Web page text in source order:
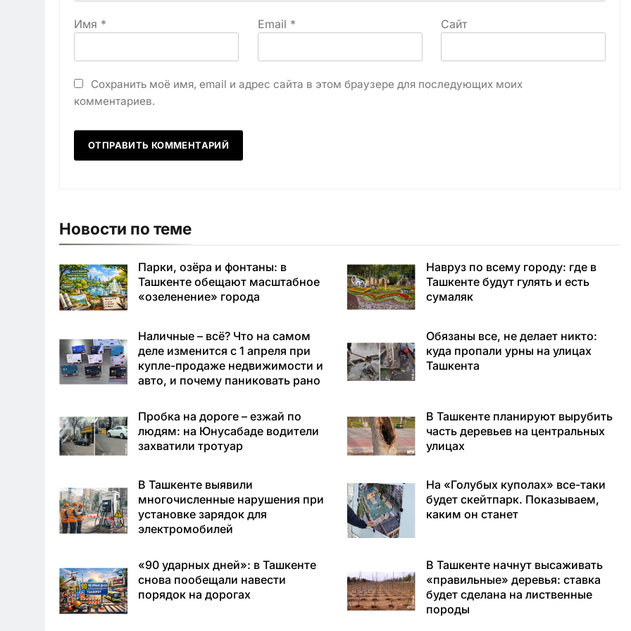
Имя * Email * Сайт
Сохранить моё имя, email и адрес сайта в этом браузере для последующих моих
комментариев.
Новости по теме
Парки, озёра и фонтаны: в
Ташкенте обещают масштабное
«озеленение» города
Навруз по всему городу: где в
Ташкенте будут гулять и есть
сумаляк
Наличные – всё? Что на самом
деле изменится с 1 апреля при
купле-продаже недвижимости и
авто, и почему паниковать рано
Обязаны все, не делает никто:
куда пропали урны на улицах
Ташкента
Пробка на дороге – езжай по
людям: на Юнусабаде водители
захватили тротуар
В Ташкенте планируют вырубить
часть деревьев на центральных
улицах
В Ташкенте выявили
многочисленные нарушения при
установке зарядок для
электромобилей
На «Голубых куполах» все-таки
будет скейтпарк. Показываем,
каким он станет
«90 ударных дней»: в Ташкенте
снова пообещали навести
порядок на дорогах
В Ташкенте начнут высаживать
«правильные» деревья: ставка
будет сделана на лиственные
породы